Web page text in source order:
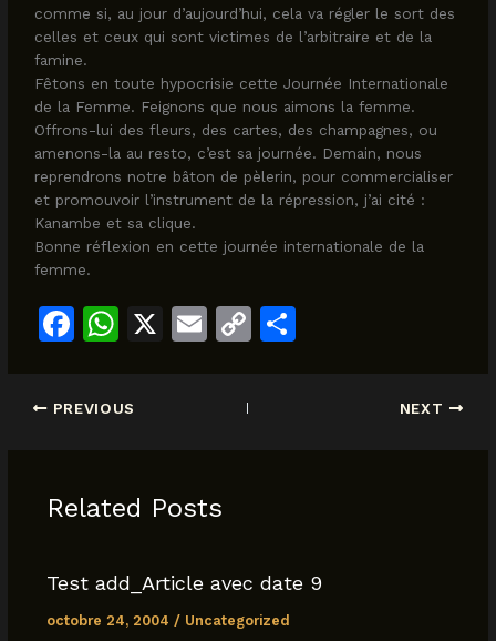
comme si, au jour d’aujourd’hui, cela va régler le sort des
celles et ceux qui sont victimes de l’arbitraire et de la
famine.
Fêtons en toute hypocrisie cette Journée Internationale
de la Femme. Feignons que nous aimons la femme.
Offrons-lui des fleurs, des cartes, des champagnes, ou
amenons-la au resto, c’est sa journée. Demain, nous
reprendrons notre bâton de pèlerin, pour commercialiser
et promouvoir l’instrument de la répression, j’ai cité :
Kanambe et sa clique.
Bonne réflexion en cette journée internationale de la
femme.
F
c
o
k
W
at
p
X
E
C
PREVIOUS NEXT
Related Posts
Test add_Article avec date 9
octobre 24, 2004 / Uncategorized